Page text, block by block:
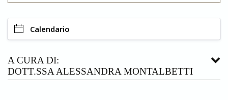
Calendario
A CURA DI:
DOTT.SSA ALESSANDRA MONTALBETTI